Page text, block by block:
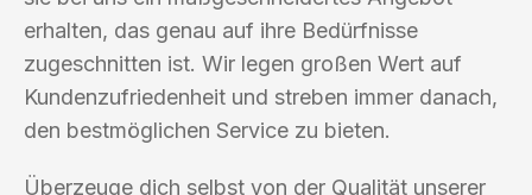
erhalten, das genau auf ihre Bedürfnisse
zugeschnitten ist. Wir legen großen Wert auf
Kundenzufriedenheit und streben immer danach,
den bestmöglichen Service zu bieten.
Überzeuge dich selbst von der Qualität unserer